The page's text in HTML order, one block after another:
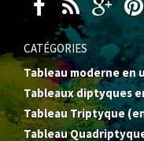
CATÉGORIES
Tableau moderne en
Tableaux diptyques
Tableau Triptyque
Tableau